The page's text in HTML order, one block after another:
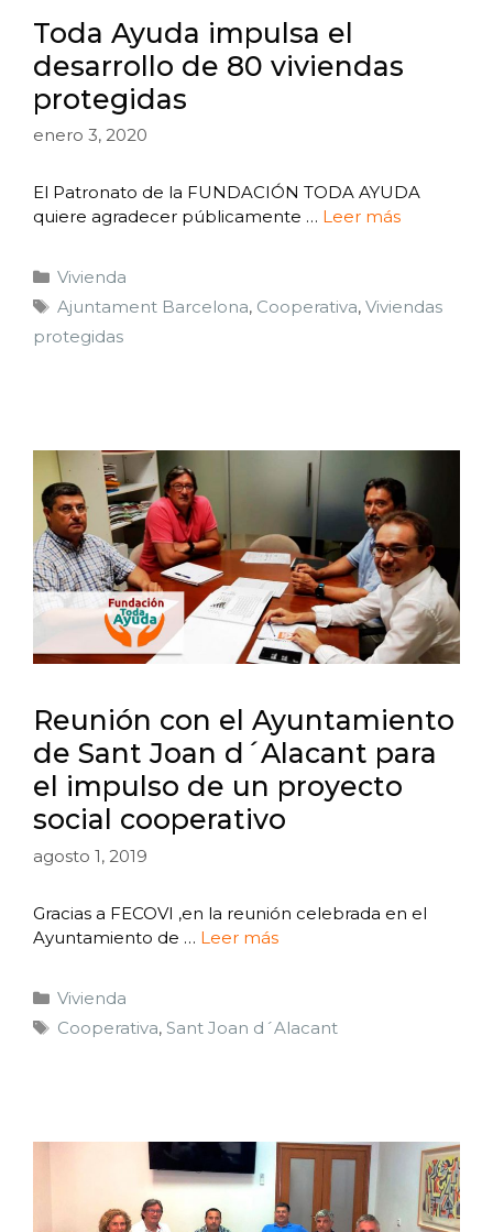
Toda Ayuda impulsa el
desarrollo de 80 viviendas
protegidas
enero 3, 2020
El Patronato de la FUNDACIÓN TODA AYUDA
quiere agradecer públicamente … Leer más
Vivienda
Ajuntament Barcelona, Cooperativa, Viviendas
protegidas
Reunión con el Ayuntamiento
de Sant Joan d´Alacant para
el impulso de un proyecto
social cooperativo
agosto 1, 2019
Gracias a FECOVI ,en la reunión celebrada en el
Ayuntamiento de … Leer más
Vivienda
Cooperativa, Sant Joan d´Alacant